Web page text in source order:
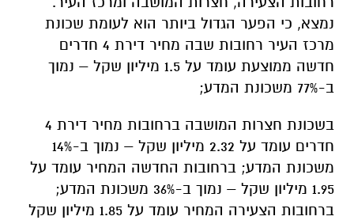
נמצא, כי הפער הגדול ביותר הוא לעומת שכונת
מרכז העיר רחובות שבה מחיר דירת 4 חדרים
חדשה ממוצעת עומד על 1.5 מיליון שקל – נמוך
ב-77% משכונת המדע;
בשכונת חצרות המושבה ברחובות מחיר דירת 4
חדרים עומד על 2.32 מיליון שקל – נמוך ב-14%
משכונת המדע; ברחובות החדשה המחיר עומד על
1.95 מיליון שקל – נמוך ב-36% משכונת המדע;
ברחובות הצעירה המחיר עומד על 1.85 מיליון שקל